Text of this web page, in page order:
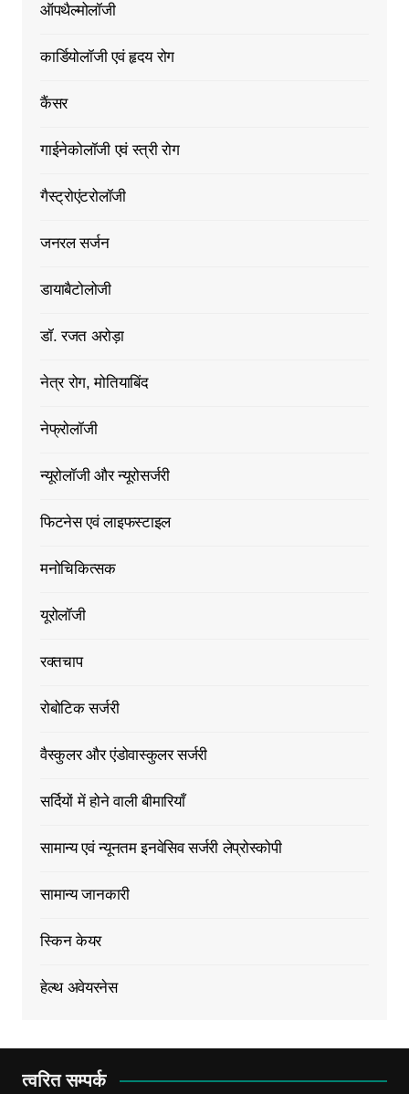
ऑपथैल्मोलॉजी
कार्डियोलॉजी एवं हृदय रोग
कैंसर
गाईनेकोलॉजी एवं स्त्री रोग
गैस्ट्रोएंटरोलॉजी
जनरल सर्जन
डायाबैटोलोजी
डॉ. रजत अरोड़ा
नेत्र रोग, मोतियाबिंद
नेफ्रोलॉजी
न्यूरोलॉजी और न्यूरोसर्जरी
फिटनेस एवं लाइफस्टाइल
मनोचिकित्सक
यूरोलॉजी
रक्तचाप
रोबोटिक सर्जरी
वैस्कुलर और एंडोवास्कुलर सर्जरी
सर्दियों में होने वाली बीमारियाँ
सामान्य एवं न्यूनतम इनवेसिव सर्जरी लेप्रोस्कोपी
सामान्य जानकारी
स्किन केयर
हेल्थ अवेयरनेस
त्वरित सम्पर्क